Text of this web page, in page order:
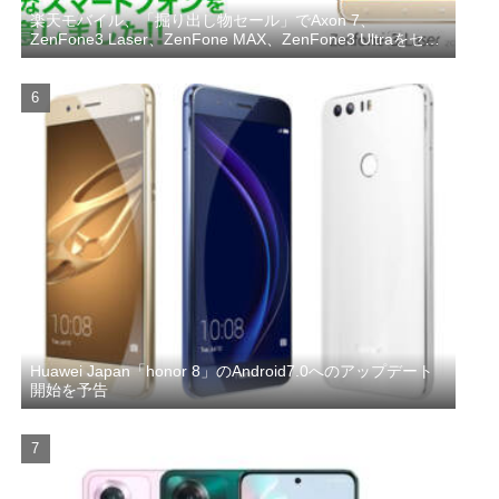
楽天モバイル、「掘り出し物セール」でAxon 7、
ZenFone3 Laser、ZenFone MAX、ZenFone3 Ultraをセー
ル
Huawei Japan「honor 8」のAndroid7.0へのアップデート
開始を予告